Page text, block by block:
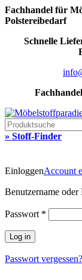
Fachhandel für
Polstereibedarf
Schnelle
» Stoff-Finder
EinloggenAccount
Benutzername
Passwort *
Log in
Passwort vergessen?